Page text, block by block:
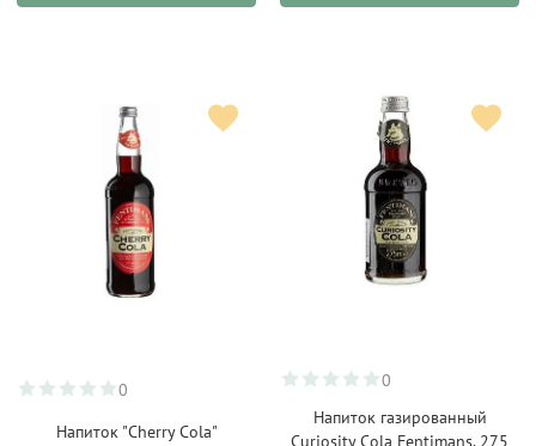
0
Напиток "Cherry Cola"
0
Напиток газированный
Curiosity Cola Fentimans, 275